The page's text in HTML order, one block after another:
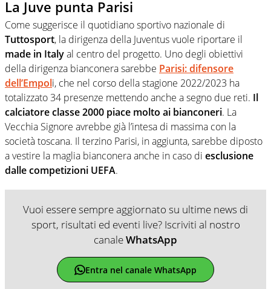
La Juve punta Parisi
Come suggerisce il quotidiano sportivo nazionale di
Tuttosport, la dirigenza della Juventus vuole riportare il
made in Italyal centro del progetto. Uno degli obiettivi
della dirigenza bianconera sarebbe Parisi: difensore
dell’Empoli, che nel corso della stagione 2022/2023 ha
totalizzato 34 presenze mettendo anche a segno due reti. Il
calciatore classe 2000 piace molto ai bianconeri. La
Vecchia Signore avrebbe già l’intesa di massima con la
società toscana. Il terzino Parisi, in aggiunta, sarebbe diposto
a vestire la maglia bianconera anche in caso di esclusione
dalle competizioni UEFA.
Vuoi essere sempre aggiornato su ultime news di
sport, risultati ed eventi live? Iscriviti al nostro
canaleWhatsApp
Entra nel canale WhatsApp